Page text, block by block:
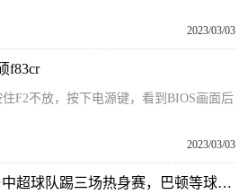
2023/03/03
f83cr
F2不放，按下电源键，看到BIOS画面后
2023/03/03
天天微动态丨国足将与中超球队踢三场热身赛，巴顿等球员获补招艾克森离队